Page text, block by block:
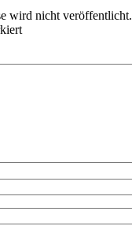
wird nicht veröffentlicht.